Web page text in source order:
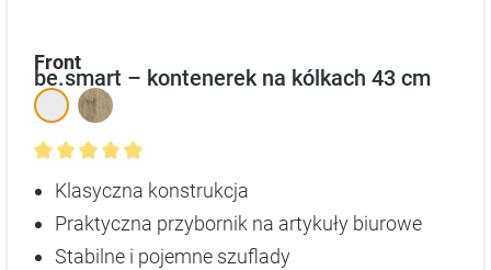
Frontauswählen
be.smart – kontenerek na kólkach 43 cm
Średnia ocena 5 z 5 gwiazdek
Klasyczna konstrukcja
Praktyczna przybornik na artykuły biurowe
Stabilne i pojemne szuflady